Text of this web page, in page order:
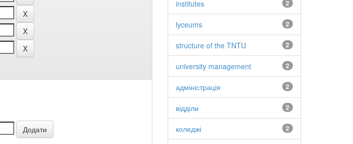
2
institutes
2
lyceums
2
structure of the TNTU
2
university management
2
адміністрація
2
відділи
2
коледжі